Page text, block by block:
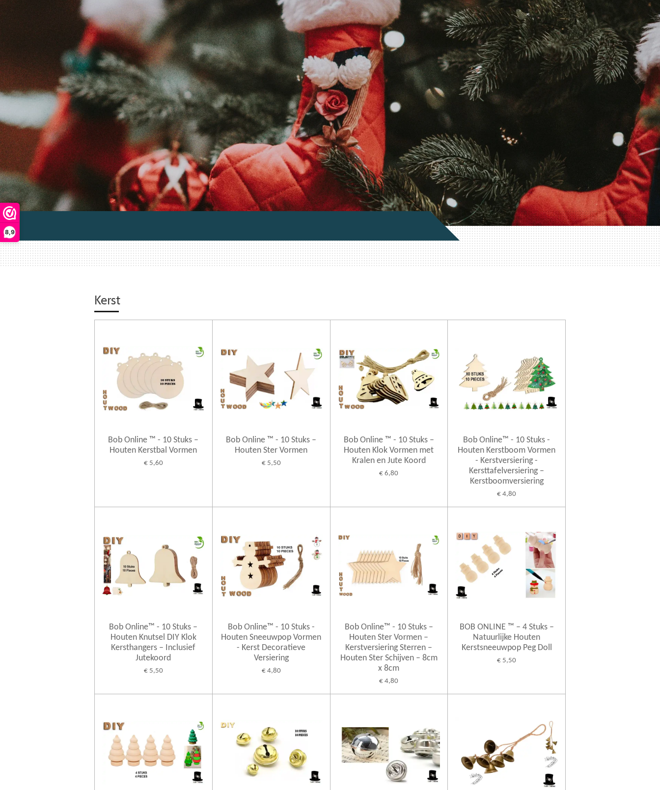
8,9
Kerst
Bob Online ™ - 10 Stuks –
Houten Kerstbal Vormen
€ 5,60
Bob Online ™ - 10 Stuks –
Houten Ster Vormen
€ 5,50
Bob Online ™ - 10 Stuks –
Houten Klok Vormen met
Kralen en Jute Koord
€ 6,80
Bob Online™ - 10 Stuks -
Houten Kerstboom Vormen
- Kerstversiering -
Kersttafelversiering –
Kerstboomversiering
€ 4,80
Bob Online™ - 10 Stuks –
Houten Knutsel DIY Klok
Kersthangers – Inclusief
Jutekoord
€ 5,50
Bob Online™ - 10 Stuks -
Houten Sneeuwpop Vormen
- Kerst Decoratieve
Versiering
€ 4,80
Bob Online™ - 10 Stuks –
Houten Ster Vormen –
Kerstversiering Sterren –
Houten Ster Schijven – 8cm
x 8cm
€ 4,80
BOB ONLINE ™ – 4 Stuks –
Natuurlijke Houten
Kerstsneeuwpop Peg Doll
€ 5,50